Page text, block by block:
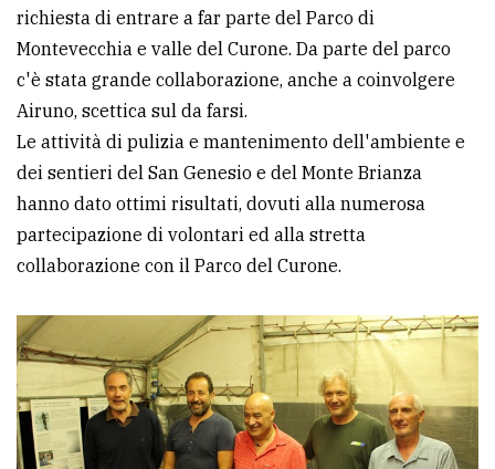
richiesta di entrare a far parte del Parco di
Montevecchia e valle del Curone. Da parte del parco
c'è stata grande collaborazione, anche a coinvolgere
Airuno, scettica sul da farsi.
Le attività di pulizia e mantenimento dell'ambiente e
dei sentieri del San Genesio e del Monte Brianza
hanno dato ottimi risultati, dovuti alla numerosa
partecipazione di volontari ed alla stretta
collaborazione con il Parco del Curone.